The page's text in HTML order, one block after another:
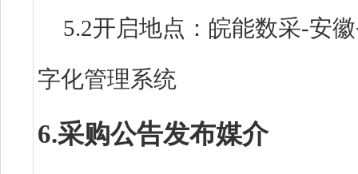
5.2开启地点：皖能数采-安
字化管理系统
6.采购公告发布媒介